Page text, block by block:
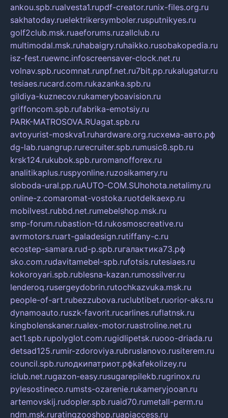
ankou.spb.rualvesta1.rupdf-creator.runix-files.org.ru
sakhatoday.ruelektrikersymboler.rusputnikyes.ru
golf2club.msk.ruaeforums.ruzallclub.ru
multimodal.msk.ruhabaigry.ruhaikko.rusobakopedia.ru
isz-fest.ruewnc.infoscreensaver-clock.net.ru
volnav.spb.rucomnat.runpf.net.ru7bit.pp.rukalugatur.ru
tesiaes.rucard.com.rukazanka.spb.ru
gildiya-kuznecov.rukameryboavision.ru
griffoncom.spb.rufabrika-emotsiy.ru
PARK-MATROSOVA.RUagat.spb.ru
avtoyurist-moskva1.ruhardware.org.ruсхема-авто.рф
dg-lab.ruangrup.rurecruiter.spb.rumusic8.spb.ru
krsk124.rukubok.spb.ruromanofforex.ru
analitikaplus.ruspyonline.ruzosikamery.ru
sloboda-ural.pp.ruAUTO-COM.SUhohota.netalimy.ru
online-z.comaromat-vostoka.ruotdelkaexp.ru
mobilvest.rubbd.net.rumebelshop.msk.ru
smp-forum.rubastion-td.rukosmoscreative.ru
avrmotors.ruart-galadesign.rutiffany-c.ru
ecostep-samara.rud-p.spb.ruгалактика73.рф
sko.com.rudavitamebel-spb.rufotsis.rutesiaes.ru
kokoroyari.spb.rublesna-kazan.rumossilver.ru
lenderoq.rusergeydobrin.rutochkazvuka.msk.ru
people-of-art.rubezzubova.ruclubtibet.ruorior-aks.ru
dynamoauto.ruszk-favorit.rucarlines.ruflatnsk.ru
kingbolenskaner.rualex-motor.ruastroline.net.ru
act1.spb.rupolyglot.com.rugidlipetsk.ruooo-driada.ru
detsad125.rumir-zdoroviya.rubruslanovo.rusiterem.ru
council.spb.ruлодкипатриот.рфkafekolizey.ru
iclub.net.rugazon-easy.rusugarepilekb.rugrinox.ru
pylesostineco.rumsts-ozarenie.rukameryjooan.ru
artemovskij.rudopler.spb.ruaid70.rumetall-perm.ru
ndm.msk.ruratingzooshop.ruapiaccess.ru